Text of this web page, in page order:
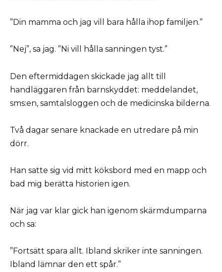
”Din mamma och jag vill bara hålla ihop familjen.”
”Nej”, sa jag. ”Ni vill hålla sanningen tyst.”
Den eftermiddagen skickade jag allt till
handläggaren från barnskyddet: meddelandet,
sms:en, samtalsloggen och de medicinska bilderna.
Två dagar senare knackade en utredare på min
dörr.
Han satte sig vid mitt köksbord med en mapp och
bad mig berätta historien igen.
När jag var klar gick han igenom skärmdumparna
och sa:
”Fortsätt spara allt. Ibland skriker inte sanningen.
Ibland lämnar den ett spår.”